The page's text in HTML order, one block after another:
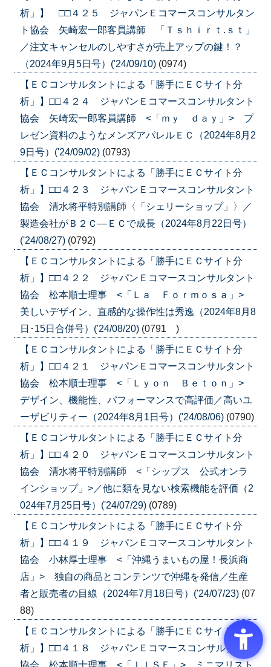
析」】 □□４２５ ジャパンＥコマースコンサルタン
ト協会 矢崎宏一郎客員講師 「Ｔｓｈｉｒｔ.ｓｔ」
／注文キャンセルのしやすさが売上アップの鍵！？
（2024年9月5日号）('24/09/10) (0974)
【ＥＣコンサルタントによる「勝手にＥＣサイト分
析」】□□４２４ ジャパンＥコマースコンサルタント
協会 矢崎宏一郎客員講師 <「ｍｙ ｄａｙ」> プ
レゼン資料のようなメンズアパレルＥＣ（2024年8月2
9日号）('24/09/02) (0793)
【ＥＣコンサルタントによる「勝手にＥＣサイト分
析」】□□４２３ ジャパンＥコマースコンサルタント
協会 清水将平特別講師〈「シェリーショップ」〉／
製造会社がＢ２Ｃ―ＥＣで成長（2024年8月22日号）
('24/08/27) (0792)
【ＥＣコンサルタントによる「勝手にＥＣサイト分
析」】□□４２２ ジャパンＥコマースコンサルタント
協会 松本順士理事 <「Ｌａ Ｆｏｒｍｏｓａ」>
美しいデザイン、直感的な操作性は秀逸（2024年8月8
日･15日合併号）('24/08/20) (0791 )
【ＥＣコンサルタントによる「勝手にＥＣサイト分
析」】□□４２１ ジャパンＥコマースコンサルタント
協会 松本順士理事 <「Ｌｙｏｎ Ｂｅｔｏｎ」>
デザイン、機能性、パフォーマンスで高評価／高いユ
ーザビリティー（2024年8月1日号）('24/08/06) (0790)
【ＥＣコンサルタントによる「勝手にＥＣサイト分
析」】□□４２０ ジャパンＥコマースコンサルタント
協会 清水将平特別講師 <「シップス 公式オンラ
インショップ」>／他に類を見ない検索機能を評価（2
024年7月25日号）('24/07/29) (0789)
【ＥＣコンサルタントによる「勝手にＥＣサイト分
析」】□□４１９ ジャパンＥコマースコンサルタント
協会 小林厚士理事 <「沖縄うまいもの屋！長浜商
店」> 独自の商品とコンテンツで沖縄を発信／生産
者と販売者の目線（2024年7月18日号）('24/07/23) (07
88)
【ＥＣコンサルタントによる「勝手にＥＣサイト分
析」】□□４１８ ジャパンＥコマースコンサルタント
協会 松本順士理事 <「ＩＩＳＥ」> ミニマリスト